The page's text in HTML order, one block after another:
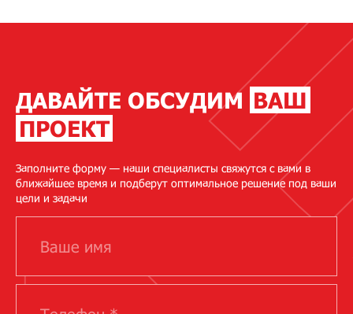
ДАВАЙТЕ ОБСУДИМ ВАШ
ПРОЕКТ
Заполните форму — наши специалисты свяжутся с вами в
ближайшее время и подберут оптимальное решение под ваши
цели и задачи